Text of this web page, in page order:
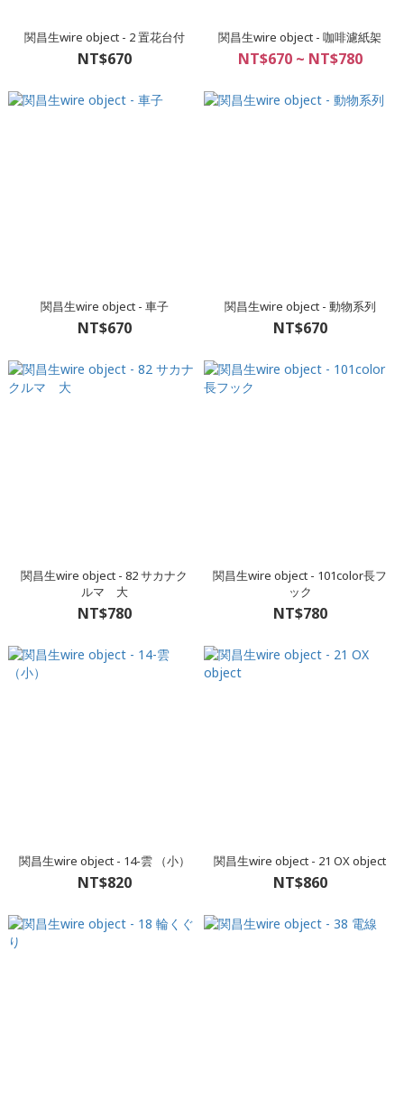
関昌生wire object - 2 置花台付
NT$670
関昌生wire object - 咖啡濾紙架
NT$670 ~ NT$780
関昌生wire object - 車子
NT$670
関昌生wire object - 動物系列
NT$670
関昌生wire object - 82 サカナク
ルマ 大
NT$780
関昌生wire object - 101color長フ
ック
NT$780
関昌生wire object - 14-雲 （小）
NT$820
関昌生wire object - 21 OX object
NT$860